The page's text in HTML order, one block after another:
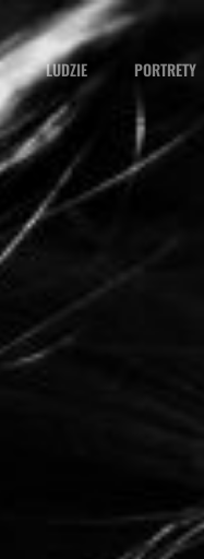
LUDZIE PORTRETY